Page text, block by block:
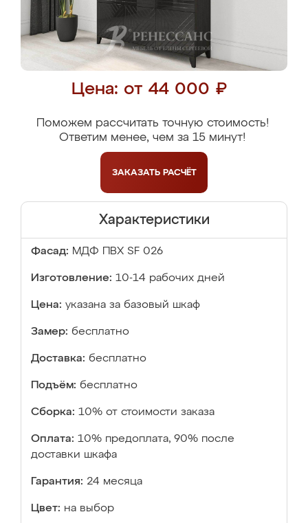
Цена: от 44 000 ₽
Поможем рассчитать точную стоимость!
Ответим менее, чем за 15 минут!
ЗАКАЗАТЬ РАСЧЁТ
Характеристики
Фасад: МДФ ПВХ SF 026
Изготовление: 10-14 рабочих дней
Цена: указана за базовый шкаф
Замер: бесплатно
Доставка: бесплатно
Подъём: бесплатно
Сборка: 10% от стоимости заказа
Оплата: 10% предоплата, 90% после
доставки шкафа
Гарантия: 24 месяца
Цвет: на выбор